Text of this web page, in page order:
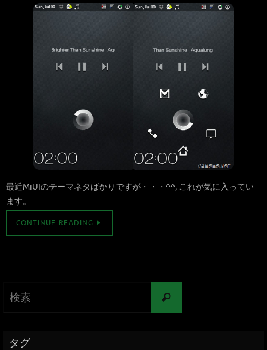
最近MiUIのテーマネタばかりですが・・・^^; これが気に入ってい
ます。
CONTINUE READING
タグ